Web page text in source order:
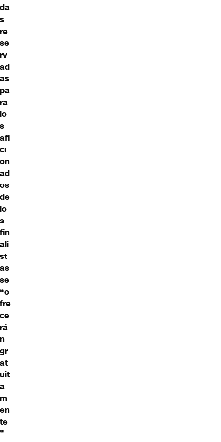
da
s
re
se
rv
ad
as
pa
ra
lo
s
afi
ci
on
ad
os
de
lo
s
fin
ali
st
as
se
“o
fre
ce
rá
n
gr
at
uit
a
m
en
te
”